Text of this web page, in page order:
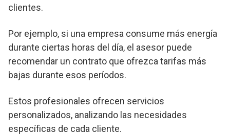
clientes.
Por ejemplo, si una empresa consume más energía
durante ciertas horas del día, el asesor puede
recomendar un contrato que ofrezca tarifas más
bajas durante esos períodos.
Estos profesionales ofrecen servicios
personalizados, analizando las necesidades
específicas de cada cliente.